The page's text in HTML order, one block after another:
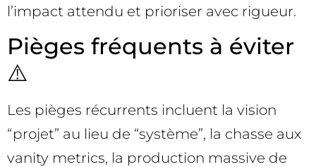
l’impact attendu et prioriser avec rigueur.
Pièges fréquents à éviter
⚠️
Les pièges récurrents incluent la vision
“projet” au lieu de “système”, la chasse aux
vanity metrics, la production massive de